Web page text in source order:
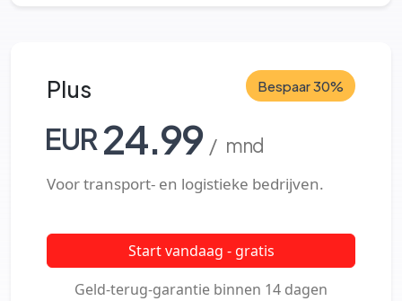
Plus
EUR 24.99 / mnd
Bespaar 30%
Voor transport- en logistieke bedrijven.
Start vandaag - gratis
Geld-terug-garantie binnen 14 dagen